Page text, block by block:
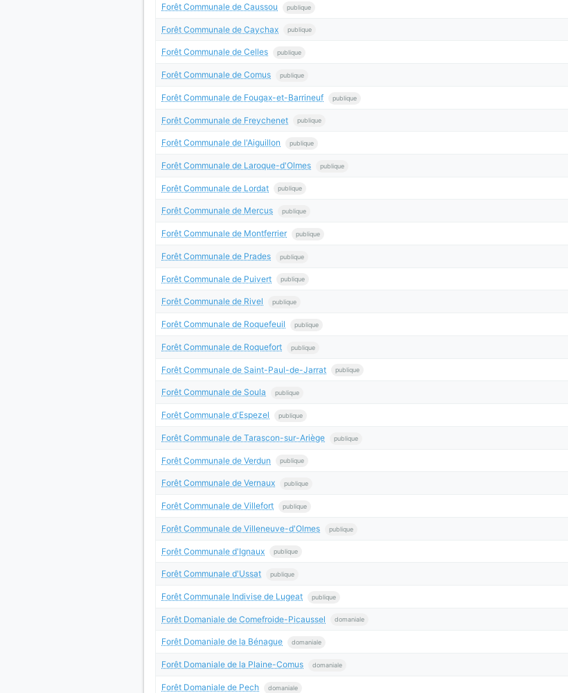
Forêt Communale de Caussou publique
Forêt Communale de Caychax publique
Forêt Communale de Celles publique
Forêt Communale de Comus publique
Forêt Communale de Fougax-et-Barrineuf publique
Forêt Communale de Freychenet publique
Forêt Communale de l'Aiguillon publique
Forêt Communale de Laroque-d'Olmes publique
Forêt Communale de Lordat publique
Forêt Communale de Mercus publique
Forêt Communale de Montferrier publique
Forêt Communale de Prades publique
Forêt Communale de Puivert publique
Forêt Communale de Rivel publique
Forêt Communale de Roquefeuil publique
Forêt Communale de Roquefort publique
Forêt Communale de Saint-Paul-de-Jarrat publique
Forêt Communale de Soula publique
Forêt Communale d'Espezel publique
Forêt Communale de Tarascon-sur-Ariège publique
Forêt Communale de Verdun publique
Forêt Communale de Vernaux publique
Forêt Communale de Villefort publique
Forêt Communale de Villeneuve-d'Olmes publique
Forêt Communale d'Ignaux publique
Forêt Communale d'Ussat publique
Forêt Communale Indivise de Lugeat publique
Forêt Domaniale de Comefroide-Picaussel domaniale
Forêt Domaniale de la Bénague domaniale
Forêt Domaniale de la Plaine-Comus domaniale
Forêt Domaniale de Pech domaniale